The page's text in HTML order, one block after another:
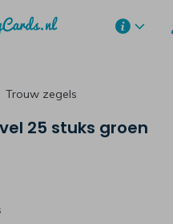
Trouw zegels
25 stuks groen